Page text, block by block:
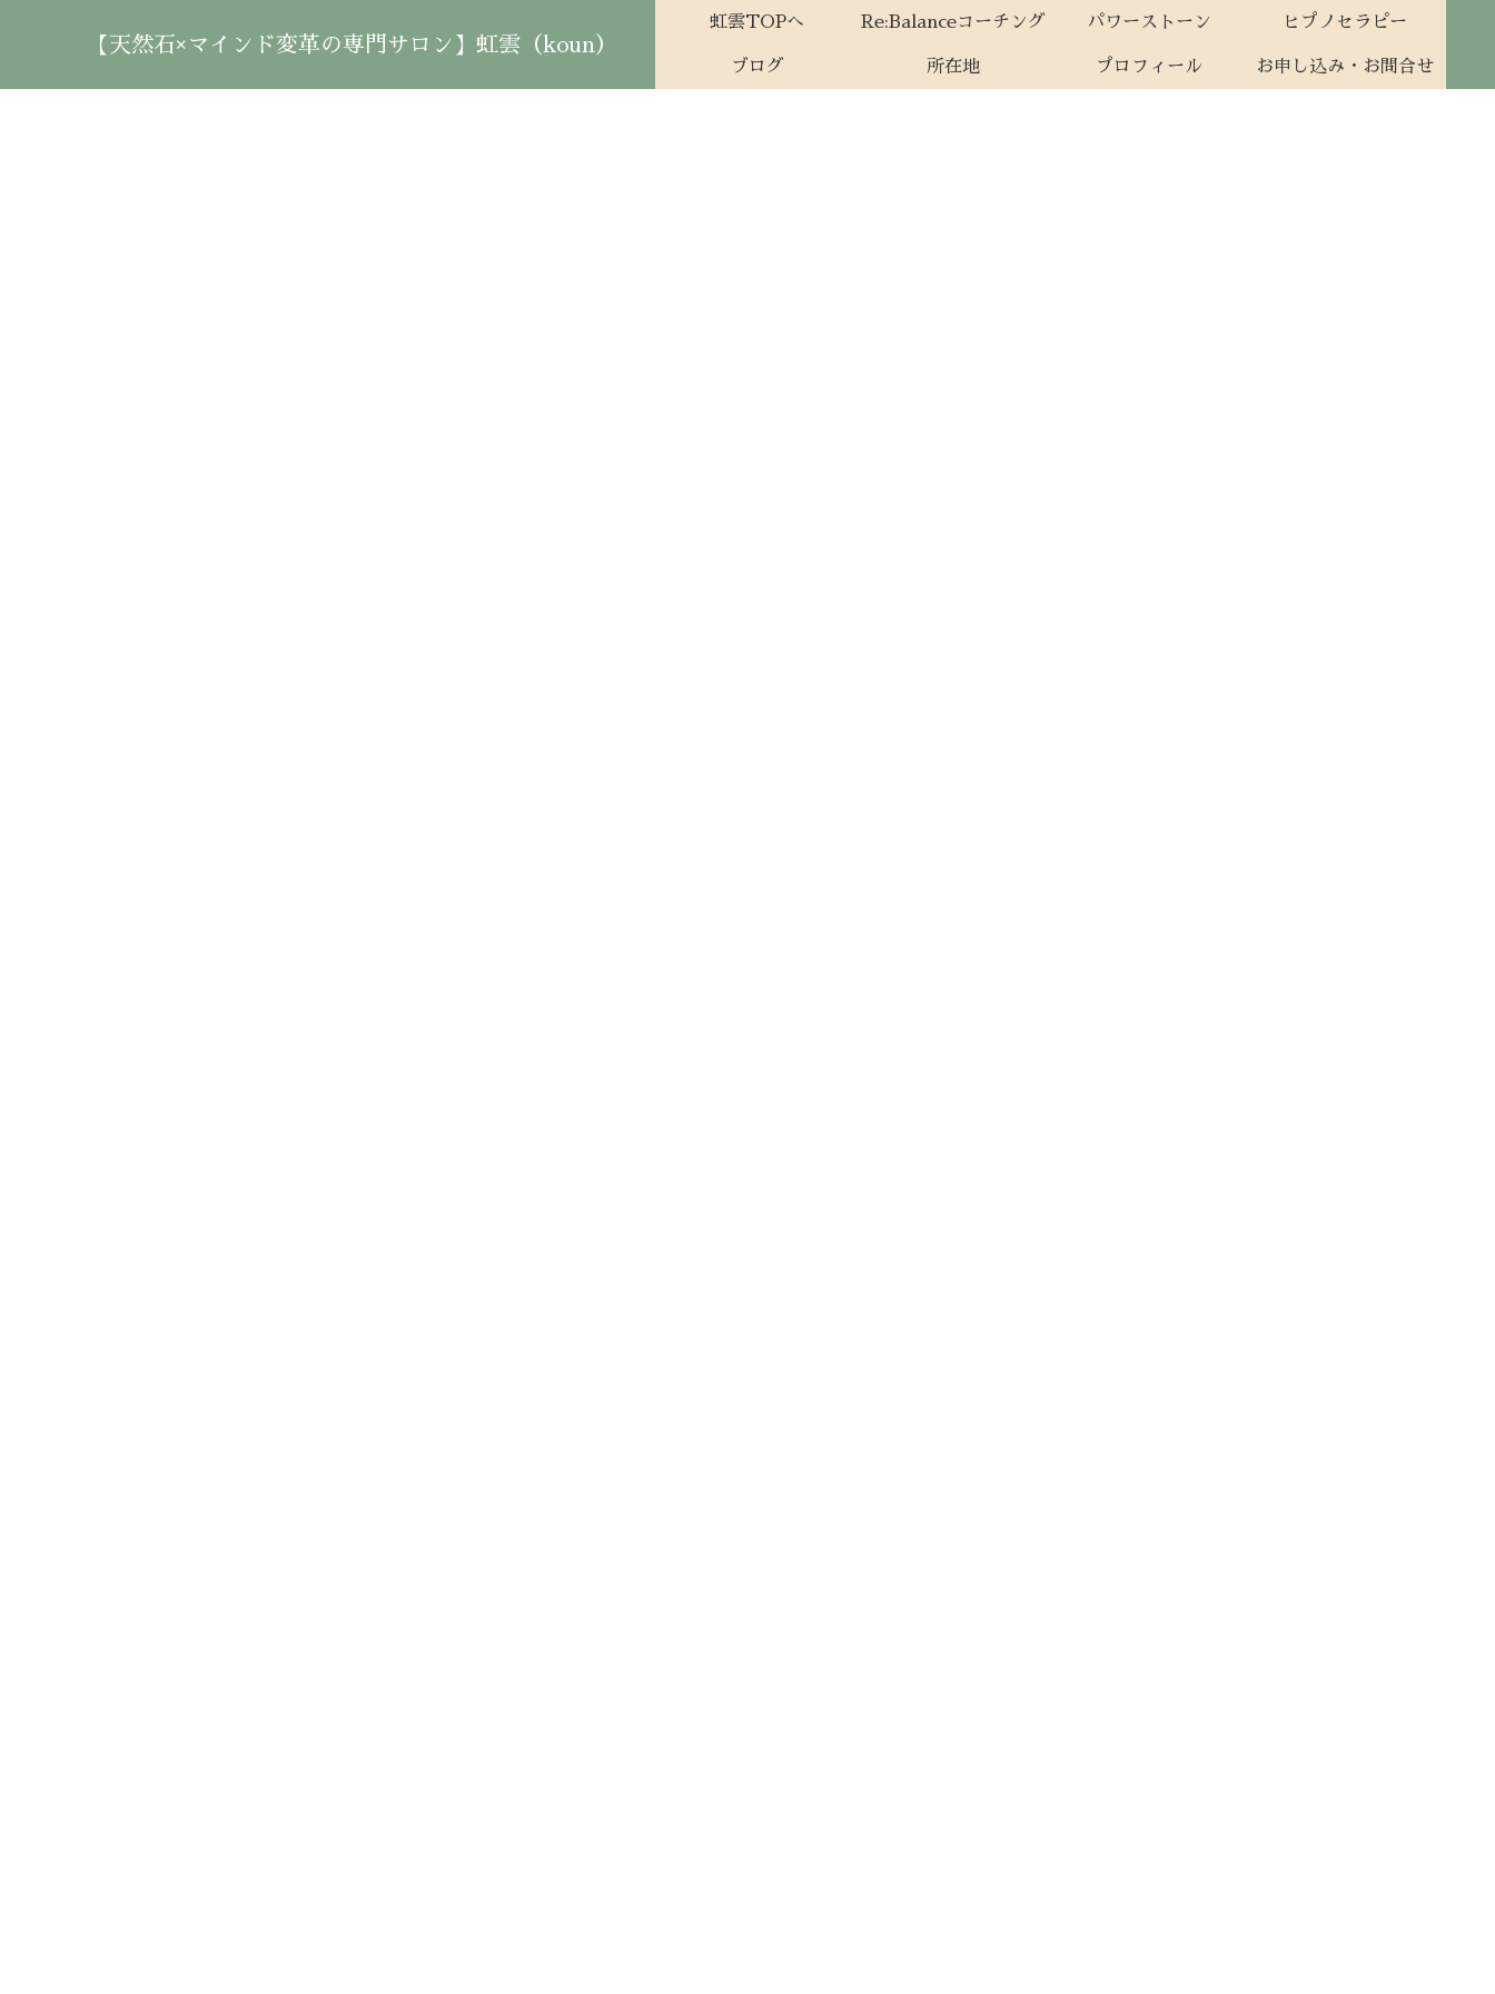
【天然石×マインド変革の専門サロン】虹雲（koun）
虹雲TOPへ Re:Balanceコーチング パワーストーン ヒプノセラピー
ブログ 所在地 プロフィール お申し込み・お問合せ